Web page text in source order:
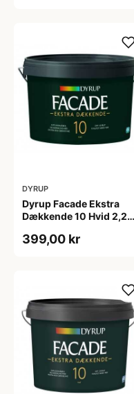
DYRUP
Dyrup Facade Ekstra
Dækkende 10 Hvid 2,25
399,00 kr